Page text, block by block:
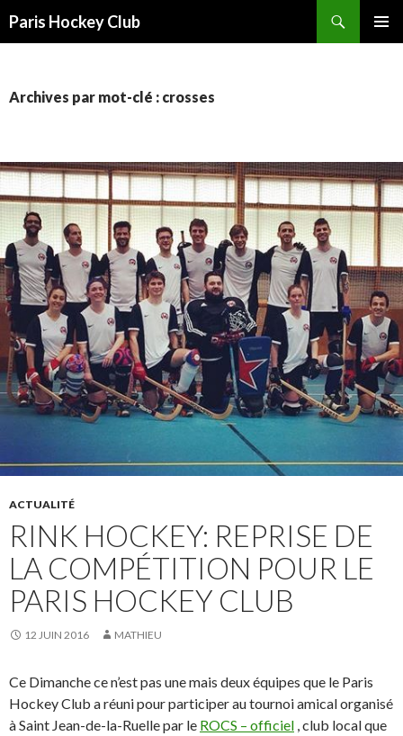
Paris Hockey Club
Archives par mot-clé : crosses
ACTUALITÉ
RINK HOCKEY: REPRISE DE
LA COMPÉTITION POUR LE
PARIS HOCKEY CLUB
12 JUIN 2016 MATHIEU
Ce Dimanche ce n’est pas une mais deux équipes que le Paris
Hockey Club a réuni pour participer au tournoi amical organisé
à Saint Jean-de-la-Ruelle par le ROCS – officiel , club local que